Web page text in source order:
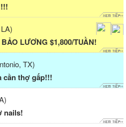
LƯƠNG $1,800/TUẦN!
TX)
cần thợ gấp!!!
nails!